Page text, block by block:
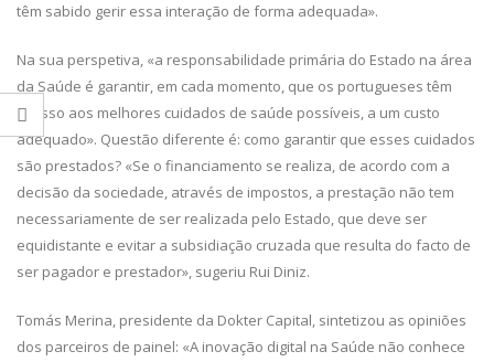
têm sabido gerir essa interação de forma adequada».
Na sua perspetiva, «a responsabilidade primária do Estado na área
da Saúde é garantir, em cada momento, que os portugueses têm
acesso aos melhores cuidados de saúde possíveis, a um custo
adequado». Questão diferente é: como garantir que esses cuidados
são prestados? «Se o financiamento se realiza, de acordo com a
decisão da sociedade, através de impostos, a prestação não tem
necessariamente de ser realizada pelo Estado, que deve ser
equidistante e evitar a subsidiação cruzada que resulta do facto de
ser pagador e prestador», sugeriu Rui Diniz.
Tomás Merina, presidente da Dokter Capital, sintetizou as opiniões
dos parceiros de painel: «A inovação digital na Saúde não conhece